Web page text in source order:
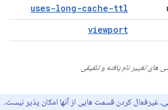
uses-long-cache-ttl
viewport
های تغییر نام یافته و تلفیقی
غیرفعال کردن قسمت هایی از آنها امکان پذیر نیست.